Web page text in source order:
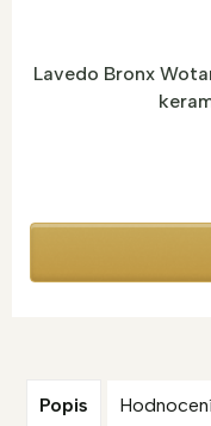
Lavedo Bronx
Popis